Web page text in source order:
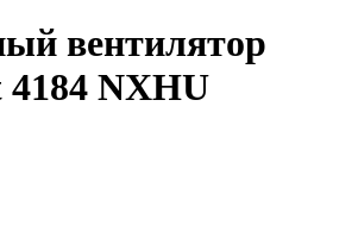
вентилятор
NXHU